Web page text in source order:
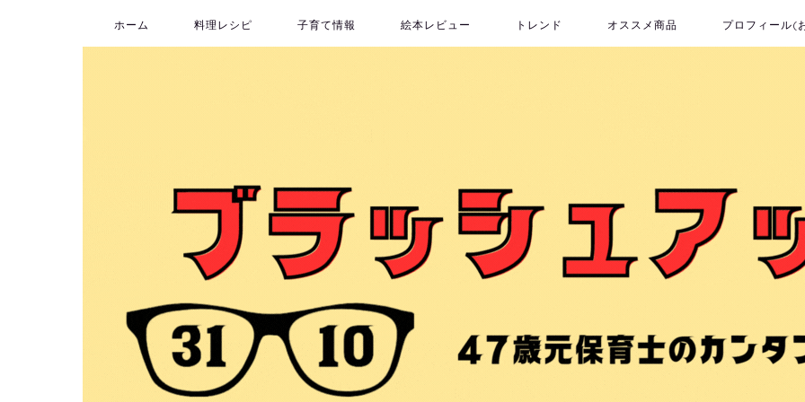
ホーム 料理レシピ 子育て情報 絵本レビュー トレンド オススメ商品 プロフィール(